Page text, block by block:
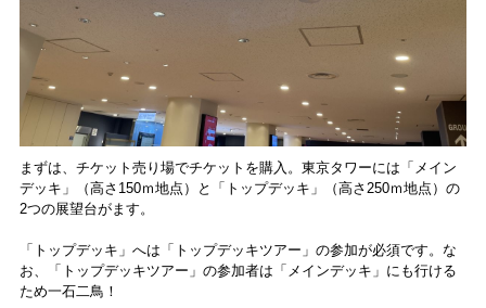
まずは、チケット売り場でチケットを購入。東京タワーには「メイン
デッキ」（高さ150ｍ地点）と「トップデッキ」（高さ250ｍ地点）の
2つの展望台がます。
「トップデッキ」へは「トップデッキツアー」の参加が必須です。な
お、「トップデッキツアー」の参加者は「メインデッキ」にも行ける
ため一石二鳥！